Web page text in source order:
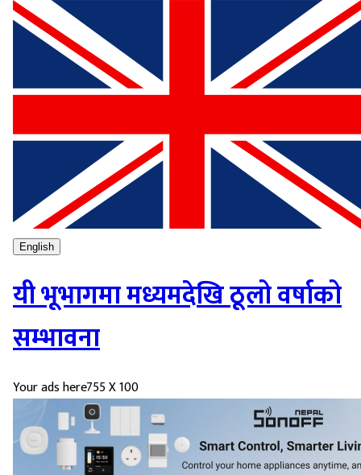
English
यी भूभागमा मध्यमदेखि ठूलो वर्षाको
सम्भावना
Your ads here755 X 100